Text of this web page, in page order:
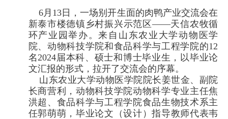
6月 13 日，一场别开生面的肉鸭产业交流会在
新泰市楼德镇乡村振兴示范区——天信农牧循
环产业园举办。来自山东农业大学动物医学
院、动物科技学院和食品科学与工程学院的12
名2024届本科、硕士和博士毕业生，以毕业论
文汇报的形式，拉开了交流会的序幕。
山东农业大学动物医学院院长姜世金、副院
长商营利，动物科技学院动物科学专业主任焦
洪超、食品科学与工程学院食品生物技术系主
任郭萌萌，毕业论文（设计）指导教师代表韦